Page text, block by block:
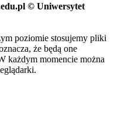
© Uniwersytet
poziomie stosujemy pliki
że będą one
każdym momencie można